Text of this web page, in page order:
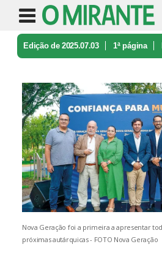
Edição de 2025.07.03 1ª página
Nova Geração foi a primeira a apresentar
próximas autárquicas - FOTO Nova Geração